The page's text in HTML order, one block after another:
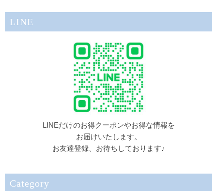
LINE
LINEだけのお得クーポンやお得な情報を
お届けいたします。
お友達登録、お待ちしております♪
Category